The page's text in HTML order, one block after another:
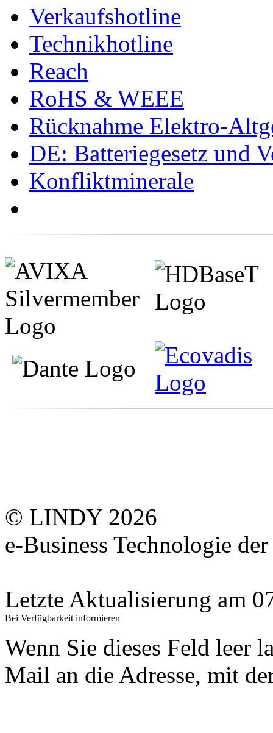
Verkaufshotline
Technikhotline
Reach
RoHS & WEEE
Rücknahme Elektro-
DE: Batteriegesetz und
Konfliktminerale
© LINDY 2026
e-Business Technologie
Letzte Aktualisierung am
Bei Verfügbarkeit informieren
Wenn Sie dieses Feld leer
Mail an die Adresse, mit